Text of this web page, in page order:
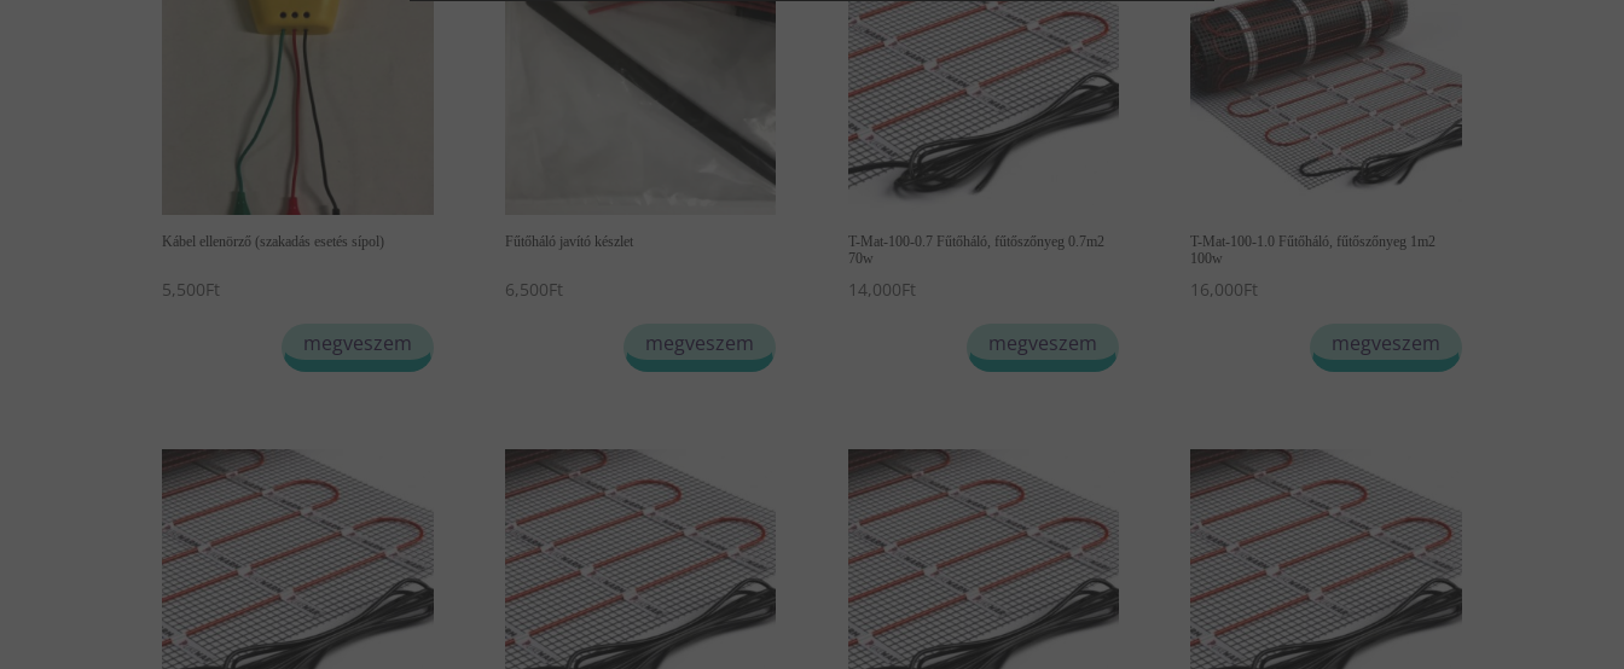
Kábel ellenörző (szakadás esetés sípol)
5,500Ft
megveszem
Fűtőháló javító készlet
6,500Ft
megveszem
T-Mat-100-0.7 Fűtőháló, fűtőszőnyeg 0.7m2
70w
14,000Ft
megveszem
T-Mat-100-1.0 Fűtőháló, fűtőszőnyeg 1m2
100w
16,000Ft
megveszem